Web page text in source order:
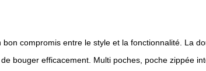
compromis entre le style et la fonctionnalité. La
bouger efficacement. Multi poches, poche zippée